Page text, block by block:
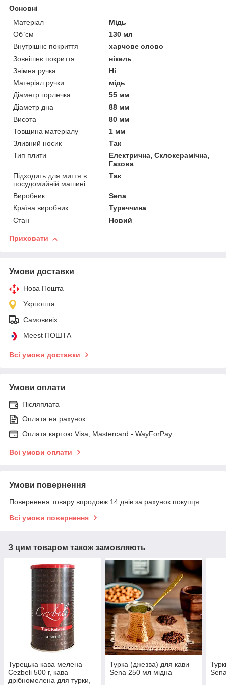
Основні
Матеріал
Мідь
Об`єм
130 мл
Внутрішнє покриття
харчове олово
Зовнішнє покриття
нікель
Знімна ручка
Ні
Матеріал ручки
мідь
Діаметр горлечка
55 мм
Діаметр дна
88 мм
Висота
80 мм
Товщина матеріалу
1 мм
Зливний носик
Так
Тип плити
Електрична, Склокерамічна,
Газова
Підходить для миття в
посудомийній машині
Так
Виробник
Sena
Країна виробник
Туреччина
Стан
Новий
Приховати
Умови доставки
Нова Пошта
Укрпошта
Самовивіз
Meest ПОШТА
Всі умови доставки
Умови оплати
Післяплата
Оплата на рахунок
Оплата картою Visa, Mastercard - WayForPay
Всі умови оплати
Умови повернення
Повернення товару впродовж 14 днів за рахунок покупця
Всі умови повернення
З цим товаром також замовляють
Турецька кава мелена
Cezbeli 500 г, кава
дрібномелена для турки,
Турка (джезва) для кави
Senа 250 мл мідна